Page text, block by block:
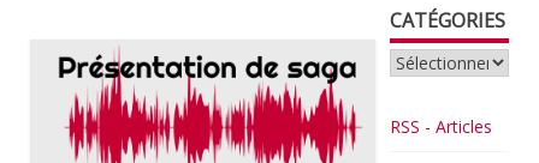
CATÉGORIES
Catégories
RSS - Articles